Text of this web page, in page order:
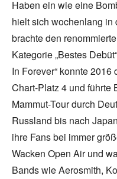
Haben ein wie eine
hielt sich wochenlang in
brachte den
Kategorie „Bestes
In Forever“ konnte
Chart-Platz 4 und führte
Mammut-Tour durch
Russland bis nach
ihre Fans bei immer
Wacken Open Air und
Bands wie Aerosmith,